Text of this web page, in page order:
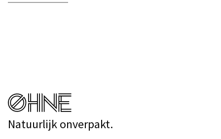
Natuurlijk onverpakt.